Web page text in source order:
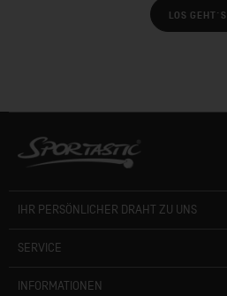
LOS GEHT´S
IHR PERSÖNLICHER DRAHT ZU UNS
SERVICE
INFORMATIONEN